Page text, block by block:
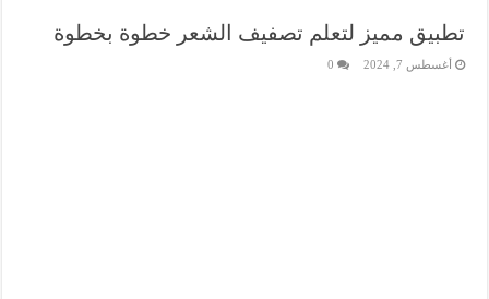
تطبيق مميز لتعلم تصفيف الشعر خطوة بخطوة
أغسطس 7, 2024 0